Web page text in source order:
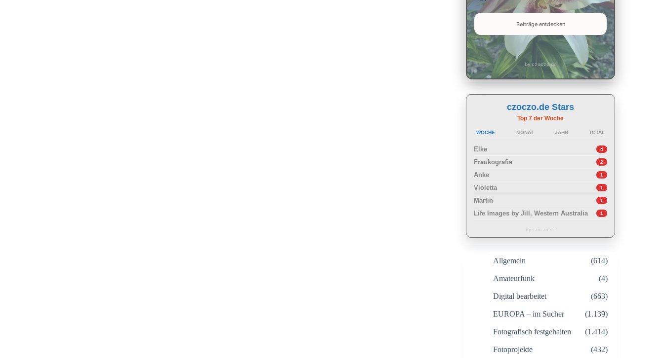
Beiträge entdecken
by czoczo.de
czoczo.de Stars
Top 7 der Woche
WOCHE MONAT JAHR TOTAL
Elke 4
Fraukografie 2
Anke 1
Violetta 1
Martin 1
Life Images by Jill, Western Australia 1
by czoczo.de
Allgemein (614)
Amateurfunk (4)
Digital bearbeitet (663)
EUROPA – im Sucher (1.139)
Fotografisch festgehalten (1.414)
Fotoprojekte (432)